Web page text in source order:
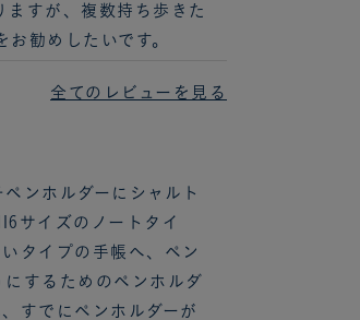
ますが、複数持ち歩きた
勧めしたいです。
全てのレビューを見る
ンホルダーにシャルト
サイズのノートタイ
タイプの手帳へ、ペン
にするためのペンホルダ
すでにペンホルダーが